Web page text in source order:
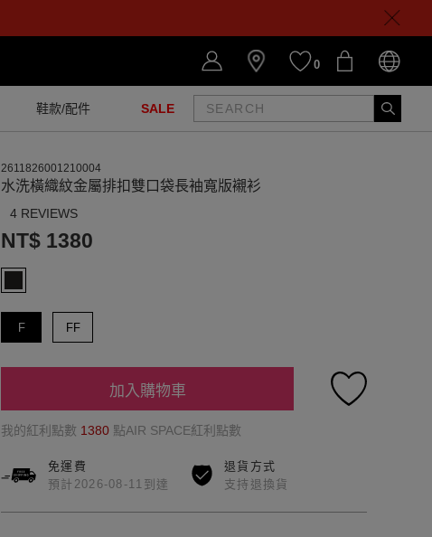
0
鞋款/配件 SALE
2611826001210004
水洗橫織紋金屬排扣雙口袋長袖寬版襯衫
4 REVIEWS
NT$ 1380
F FF
加入購物車
我的紅利點數 1380 點AIR SPACE紅利點數
免運費
預計2026-08-11到達
退貨方式
支持退換貨